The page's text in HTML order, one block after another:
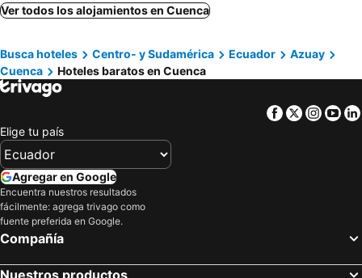
NASS Central Garden
Hotel Italia
Morenica del Rosario
Mansion Alcazar
Hotel Presidente by NASS
Hotel Cuenca
Hotel Las Gardenias
Hotel & Suites El Quijote
Hotel Azul de la Plaza by Chat Noir
Hotel Boutique Santa Lucia
SÁ Hotel
Hostal Casa de Lidice
Hotel La Casona
Pepe's House Cuenca I Hotel & Boutique Hostel
Hotel Flore Boutique
Hotel Kintu
Ver todos los alojamientos en Cuenca
Busca hoteles Centro- y Sudamérica Ecuador
Azuay
Cuenca
Hoteles baratos en Cuenca
Facebook
Twitter
Elige tu país
Agregar en Google
Encuentra nuestros resultados
fácilmente: agrega trivago como
fuente preferida en Google.
Compañía
Nuestros productos